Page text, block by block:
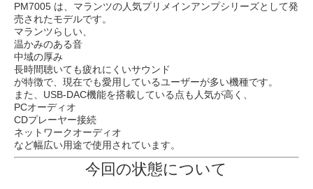
PM7005 は、マランツの人気プリメインアンプシリーズとして発
売されたモデルです。
マランツらしい、
温かみのある音
中域の厚み
長時間聴いても疲れにくいサウンド
が特徴で、現在でも愛用しているユーザーが多い機種です。
また、USB-DAC機能を搭載している点も人気が高く、
PCオーディオ
CDプレーヤー接続
ネットワークオーディオ
など幅広い用途で使用されています。
今回の状態について